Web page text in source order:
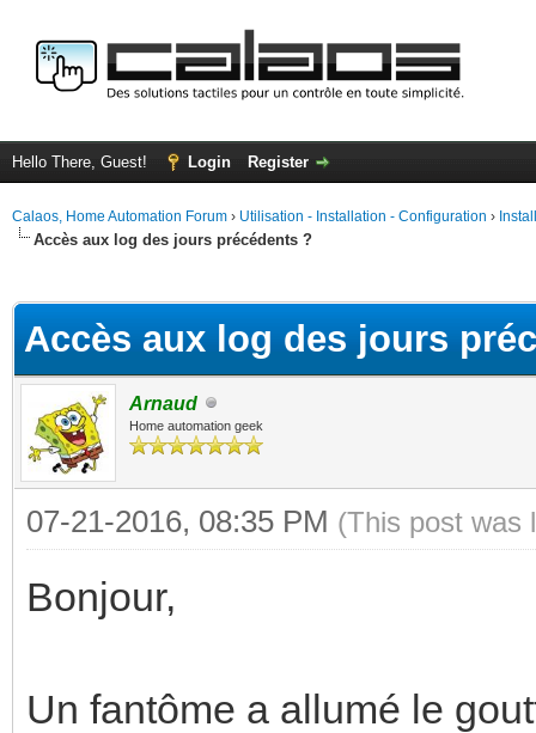
Hello There, Guest! Login Register
Calaos, Home Automation Forum › Utilisation - Installation - Configuration ›
Accès aux log des jours précédents ?
Accès aux log des jours
Arnaud
Home automation geek
07-21-2016, 08:35 PM (This post was
Bonjour,
Un fantôme a allumé le